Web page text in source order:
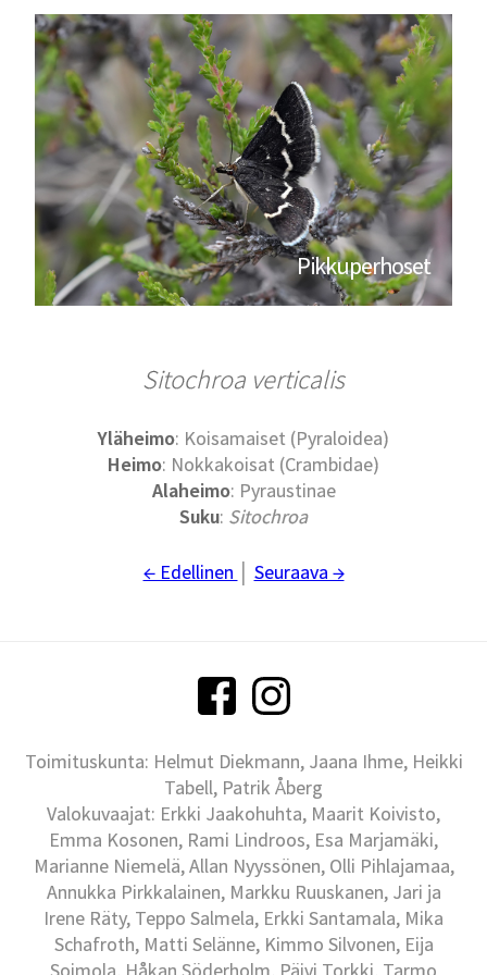
Pikkuperhoset
Sitochroa verticalis
Yläheimo: Koisamaiset (Pyraloidea)
Heimo: Nokkakoisat (Crambidae)
Alaheimo: Pyraustinae
Suku: Sitochroa
← Edellinen Seuraava →
Toimituskunta: Helmut Diekmann, Jaana Ihme, Heikki
Tabell, Patrik Åberg
Valokuvaajat: Erkki Jaakohuhta, Maarit Koivisto,
Emma Kosonen, Rami Lindroos, Esa Marjamäki,
Marianne Niemelä, Allan Nyyssönen, Olli Pihlajamaa,
Annukka Pirkkalainen, Markku Ruuskanen, Jari ja
Irene Räty, Teppo Salmela, Erkki Santamala, Mika
Schafroth, Matti Selänne, Kimmo Silvonen, Eija